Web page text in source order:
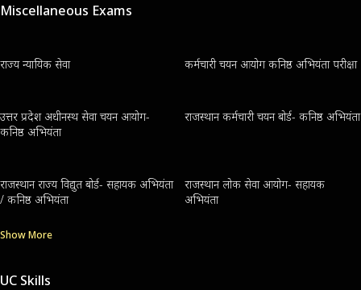
Miscellaneous Exams
राज्य न्यायिक सेवा कर्मचारी चयन आयोग कनिष्ठ अभियंता परीक्षा
उत्तर प्रदेश अधीनस्थ सेवा चयन आयोग-
कनिष्ठ अभियंता
राजस्थान कर्मचारी चयन बोर्ड- कनिष्ठ अभियंता
राजस्थान राज्य विद्युत बोर्ड- सहायक अभियंता
/ कनिष्ठ अभियंता
राजस्थान लोक सेवा आयोग- सहायक
अभियंता
Show More
UC Skills